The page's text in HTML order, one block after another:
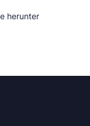
herunter